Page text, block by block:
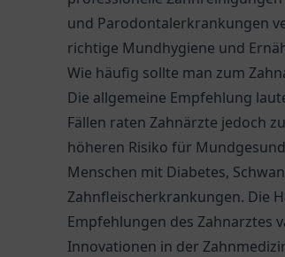
und Parodontalerkrankungen
richtige Mundhygiene und
Wie häufig sollte man zum
Die allgemeine Empfehlung
Fällen raten Zahnärzte jedoch
höheren Risiko für
Menschen mit Diabetes,
Zahnfleischerkrankungen. Die
Empfehlungen des Zahnarztes
Innovationen in der